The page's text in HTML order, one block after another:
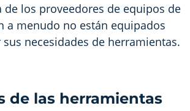
de los proveedores de equipos de
a menudo no están equipados
necesidades de herramientas.
de las herramientas